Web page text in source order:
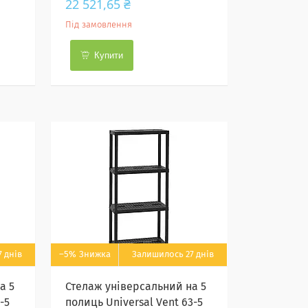
22 521,65 ₴
Під замовлення
Купити
днів
5
5
–5% Залишилось 27 днів
Стелаж універсальний на 5
полиць Universal Vent 63-5